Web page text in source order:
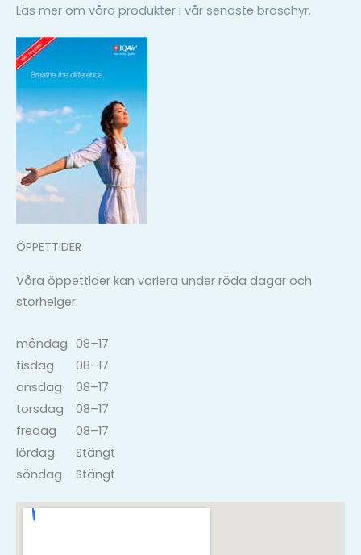
Läs mer om våra produkter i vår senaste broschyr.
ÖPPETTIDER
Våra öppettider kan variera under röda dagar och
storhelger.
måndag
tisdag
onsdag
torsdag
fredag
lördag
söndag
08–17
08–17
08–17
08–17
08–17
Stängt
Stängt